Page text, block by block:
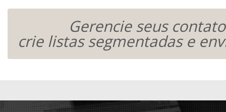
Gerencie seus
crie listas segmentadas e